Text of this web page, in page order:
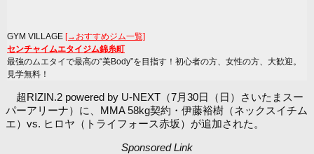
GYM VILLAGE [→おすすめジム一覧]
センチャイムエタイジム錦糸町
最強のムエタイで最高の“美Body”を目指す！初心者の方、女性の方、大歓迎。
見学無料！
超RIZIN.2 powered by U-NEXT（7月30日（日）さいたまスー
パーアリーナ）に、MMA 58kg契約・伊藤裕樹（ネックスイチム
エ）vs. ヒロヤ（トライフォース赤坂）が追加された。
Sponsored Link